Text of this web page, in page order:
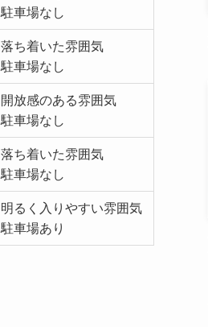
駐車場なし
落ち着いた雰囲気
駐車場なし
開放感のある雰囲気
駐車場なし
落ち着いた雰囲気
駐車場なし
明るく入りやすい雰囲気
駐車場あり